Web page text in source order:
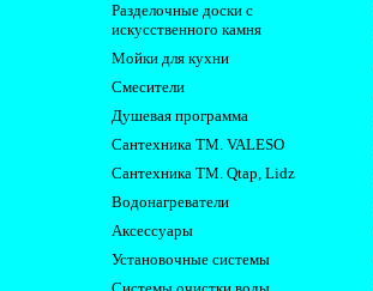
Разделочные доски с
искусственного камня
Мойки для кухни
Смесители
Душевая программа
Сантехника ТМ. VALESO
Сантехника ТМ. Qtap, Lidz
Водонагреватели
Аксессуары
Установочные системы